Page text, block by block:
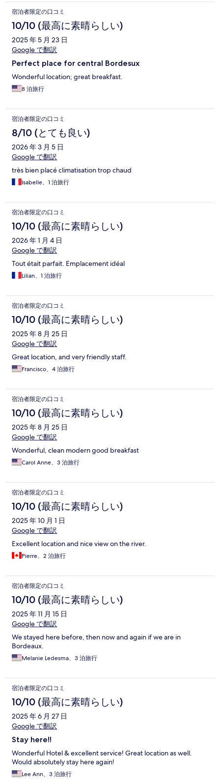
宿泊者限定の口コミ
10/10 (最高に素晴らしい)
2025 年 5 月 23 日
Google で翻訳
Perfect place for central Bordesux
Wonderful location; great breakfast.
8 泊旅行
宿泊者限定の口コミ
8/10 (とても良い)
2026 年 3 月 5 日
Google で翻訳
très bien placé climatisation trop chaud
Isabelle、1 泊旅行
宿泊者限定の口コミ
10/10 (最高に素晴らしい)
2026 年 1 月 4 日
Google で翻訳
Tout était parfait. Emplacement idéal
Lilian、1 泊旅行
宿泊者限定の口コミ
10/10 (最高に素晴らしい)
2025 年 8 月 25 日
Google で翻訳
Great location, and very friendly staff.
Francisco、4 泊旅行
宿泊者限定の口コミ
10/10 (最高に素晴らしい)
2025 年 8 月 25 日
Google で翻訳
Wonderful, clean modern good breakfast
Carol Anne、3 泊旅行
宿泊者限定の口コミ
10/10 (最高に素晴らしい)
2025 年 10 月 1 日
Google で翻訳
Excellent location and nice view on the river.
Pierre、2 泊旅行
宿泊者限定の口コミ
10/10 (最高に素晴らしい)
2025 年 11 月 15 日
Google で翻訳
We stayed here before, then now and again if we are in
Bordeaux.
Melanie Ledesma、3 泊旅行
宿泊者限定の口コミ
10/10 (最高に素晴らしい)
2025 年 6 月 27 日
Google で翻訳
Stay here!!
Wonderful Hotel & excellent service! Great location as well.
Would absolutely stay here again!
Lee Ann、3 泊旅行